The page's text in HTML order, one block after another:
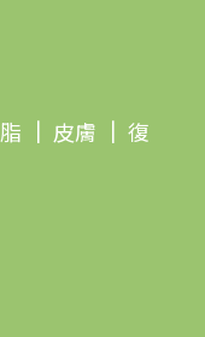
｜ 皮膚 ｜ 復